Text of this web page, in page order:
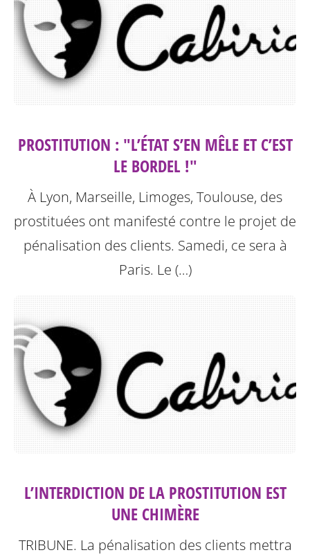
PROSTITUTION : "L’ÉTAT S’EN MÊLE ET C’EST
LE BORDEL !"
À Lyon, Marseille, Limoges, Toulouse, des
prostituées ont manifesté contre le projet de
pénalisation des clients. Samedi, ce sera à
Paris. Le (…)
L’INTERDICTION DE LA PROSTITUTION EST
UNE CHIMÈRE
TRIBUNE. La pénalisation des clients mettra